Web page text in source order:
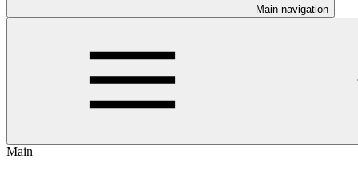
Main navigation
Main